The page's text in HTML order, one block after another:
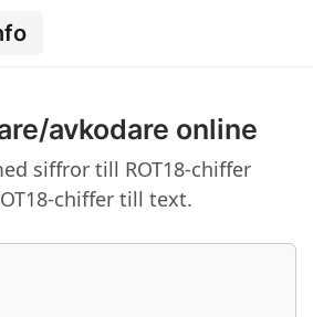
avkodare online
siffror till ROT18-chiffer
chiffer till text.